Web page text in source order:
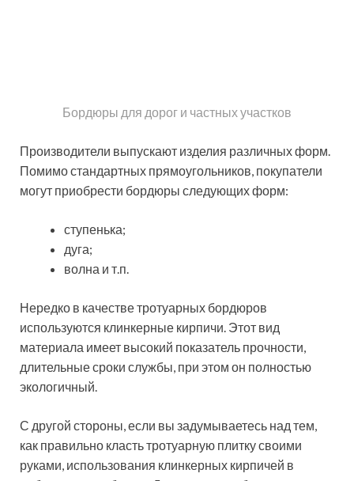
большие размеры, из-за чего между заготовками в
которые впоследствии прорастает трава и другие
растения. Их присутствие негативным образом
сказывается на состоянии покрытия.
Клумба с бордюрами из клинкерных кирпичей
Если же вы хотите купить бордюры для тротуарной
плитки, цена на вибролитые изделия зависит от
размеров и расцветки.
Средние расценки на вибролитые бордюры:
Размерные
параметры
изделия,
Цена,